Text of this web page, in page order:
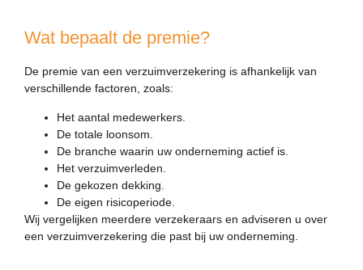
Wat bepaalt de premie?
De premie van een verzuimverzekering is afhankelijk van
verschillende factoren, zoals:
Het aantal medewerkers.
De totale loonsom.
De branche waarin uw onderneming actief is.
Het verzuimverleden.
De gekozen dekking.
De eigen risicoperiode.
Wij vergelijken meerdere verzekeraars en adviseren u over
een verzuimverzekering die past bij uw onderneming.